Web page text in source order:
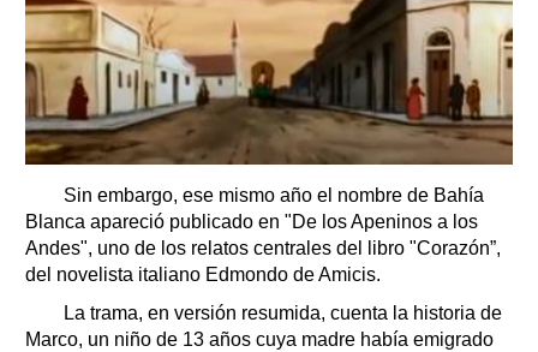
Sin embargo, ese mismo año el nombre de Bahía
Blanca apareció publicado en "De los Apeninos a los
Andes", uno de los relatos centrales del libro "Corazón”,
del novelista italiano Edmondo de Amicis.
La trama, en versión resumida, cuenta la historia de
Marco, un niño de 13 años cuya madre había emigrado